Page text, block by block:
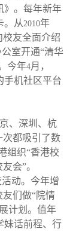
》。每年新年
。从 2010年
校友全面介绍
室开通“清华
今年4月，
手机社区平台
、深圳、杭
次都吸引了数
组织“香港校
会”。
动。今年增
们做“院情
计划。值年
妹话前程、行